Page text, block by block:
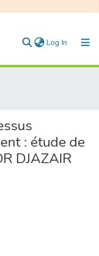
Log In (current)
: étude de
DJAZAIR